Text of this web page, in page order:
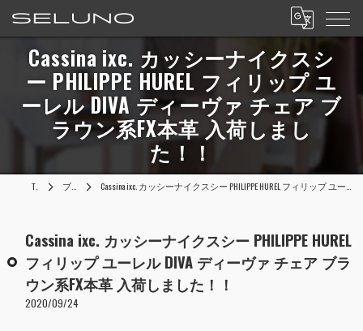
Cassina ixc. カッシーナイクスシ
ー PHILIPPE HUREL フィリップ ユ
ーレル DIVA ディーヴァ チェア ブ
ラウン系FX本革 入荷しまし
た！！
TOP ブログ Cassina ixc. カッシーナイクスシー PHILIPPE HUREL フィリップ ユーレル DIVA ディーヴァ チェア ブラウン系FX本革 入荷しました！！
Cassina ixc. カッシーナイクスシー PHILIPPE HUREL
フィリップ ユーレル DIVA ディーヴァ チェア ブラ
ウン系FX本革 入荷しました！！
2020/09/24